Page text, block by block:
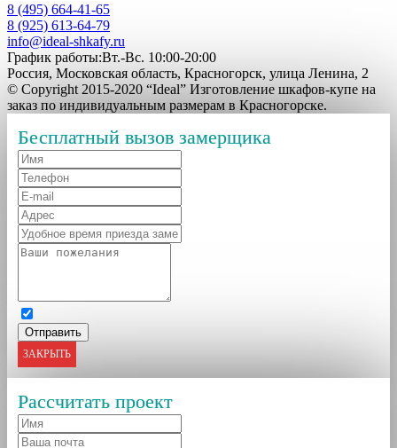
8 (495) 664-41-65
8 (925) 613-64-79
info@ideal-shkafy.ru
График работы:Вт.-Вс. 10:00-20:00
Россия, Московская область, Красногорск, улица Ленина, 2
© Copyright 2015-2020 “Ideal” Изготовление шкафов-купе на
заказ по индивидуальным размерам в Красногорске.
Бесплатный вызов замерщика
ЗАКРЫТЬ
Рассчитать проект